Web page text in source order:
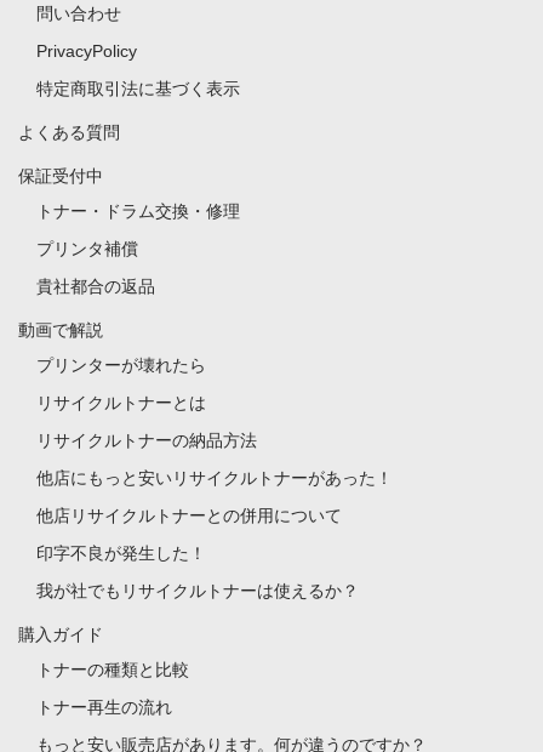
問い合わせ
PrivacyPolicy
特定商取引法に基づく表示
よくある質問
保証受付中
トナー・ドラム交換・修理
プリンタ補償
貴社都合の返品
動画で解説
プリンターが壊れたら
リサイクルトナーとは
リサイクルトナーの納品方法
他店にもっと安いリサイクルトナーがあった！
他店リサイクルトナーとの併用について
印字不良が発生した！
我が社でもリサイクルトナーは使えるか？
購入ガイド
トナーの種類と比較
トナー再生の流れ
もっと安い販売店があります。何が違うのですか？